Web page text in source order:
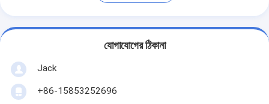
যোগাযোগের ঠিকানা
Jack
+86-15853252696